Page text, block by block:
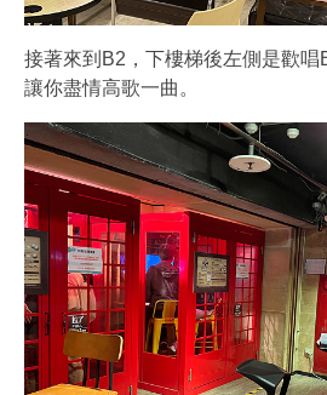
接著來到B2，下樓梯後左側是歡唱
讓你盡情高歌一曲。